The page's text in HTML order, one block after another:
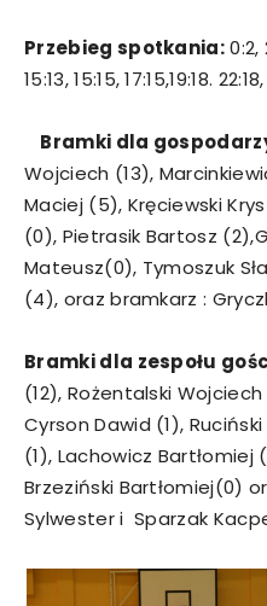
Przebieg spotkania:0:2,
15:13, 15:15, 17:15,19:18.
Bramki dla
Wojciech (13),
Maciej (5), Kręciewski
(0), Pietrasik Bartosz
Mateusz(0), Tymoszuk
(4), oraz bramkarz :
Bramki dla zespołu
(12), Rożentalski
Cyrson Dawid (1),
(1), Lachowicz
Brzeziński Bartłomiej(0)
Sylwester i Sparzak